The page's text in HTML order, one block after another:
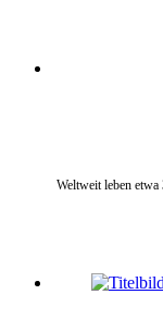
Weltweit leben